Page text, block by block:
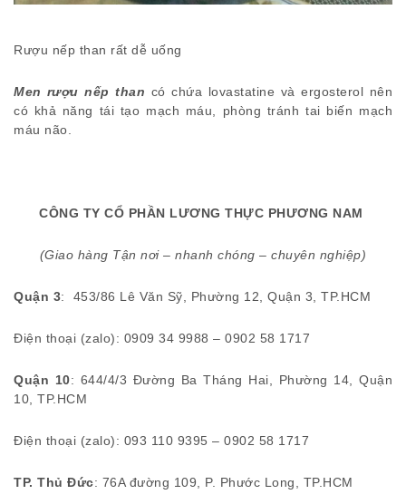
Rượu nếp than rất dễ uống
Men rượu nếp than có chứa lovastatine và ergosterol nên
có khả năng tái tạo mạch máu, phòng tránh tai biến mạch
máu não.
CÔNG TY CỔ PHẦN LƯƠNG THỰC PHƯƠNG NAM
(Giao hàng Tận nơi – nhanh chóng – chuyên nghiệp)
Quận 3: 453/86 Lê Văn Sỹ, Phường 12, Quận 3, TP.HCM
Điện thoại (zalo): 0909 34 9988 – 0902 58 1717
Quận 10: 644/4/3 Đường Ba Tháng Hai, Phường 14, Quận
10, TP.HCM
Điện thoại (zalo): 093 110 9395 – 0902 58 1717
TP. Thủ Đức: 76A đường 109, P. Phước Long, TP.HCM